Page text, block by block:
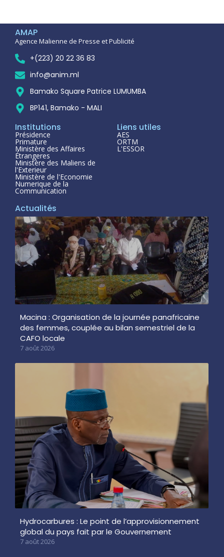
AMAP
Agence Malienne de Presse et Publicité
+(223) 20 22 36 83
info@anim.ml
Bamako Square Patrice LUMUMBA
BP141, Bamako - MALI
Institutions
Présidence
Primature
Ministère des Affaires
Étrangeres
Ministère des Maliens de
l'Exterieur
Ministère de l'Economie
Numerique de la
Communication
Liens utiles
AES
ORTM
L'ESSOR
Actualités
Macina : Organisation de la journée panafricaine
des femmes, couplée au bilan semestriel de la
CAFO locale
7 août 2026
Hydrocarbures : Le point de l’approvisionnement
global du pays fait par le Gouvernement
7 août 2026